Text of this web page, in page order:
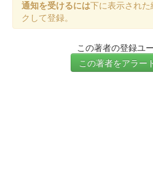
通知を受けるには下に表示され
クして登録。
この著者の登録ユ
この著者をアラー